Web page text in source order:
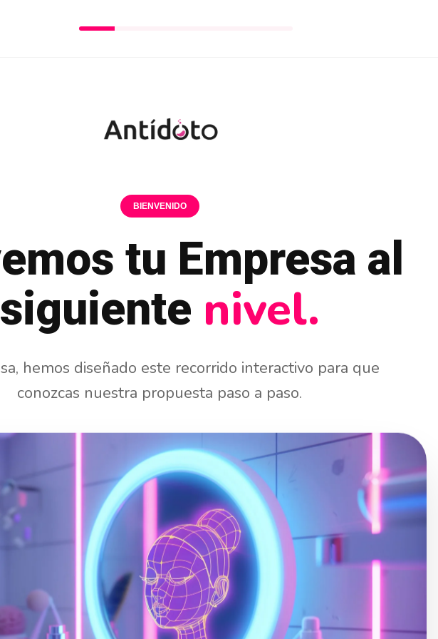
BIENVENIDO
tu Empresa al
siguiente nivel.
hemos diseñado este recorrido interactivo para que
conozcas nuestra propuesta paso a paso.